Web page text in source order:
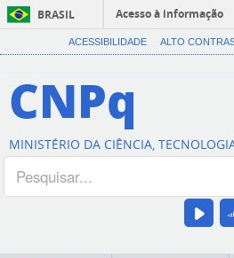
BRASIL
Acesso à informação
ACESSIBILIDADE ALTO
CNPq
MINISTÉRIO DA CIÊNCIA,